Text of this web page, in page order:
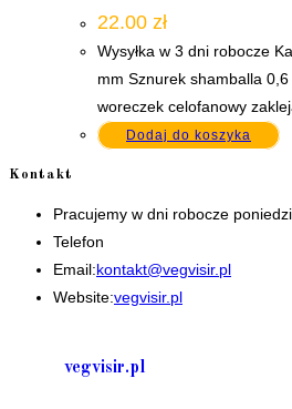
22.00 zł
Wysyłka w 3 dni robocze
mm Sznurek shamballa
woreczek celofanowy
Dodaj do koszyka
Kontakt
Pracujemy w dni robocze
Telefon
Email:kontakt@vegvisir.plOpens
Website:vegvisir.pl
vegvisir.pl